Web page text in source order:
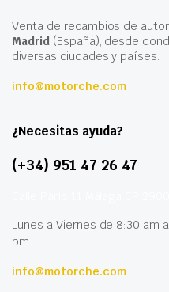
Venta de recambios de
Madrid(España), desde
diversas ciudades y países.
info@motorche.com
¿Necesitas ayuda?
(+34) 951 47 26 47
Lunes a Viernes de 8:30 am
pm
info@motorche.com